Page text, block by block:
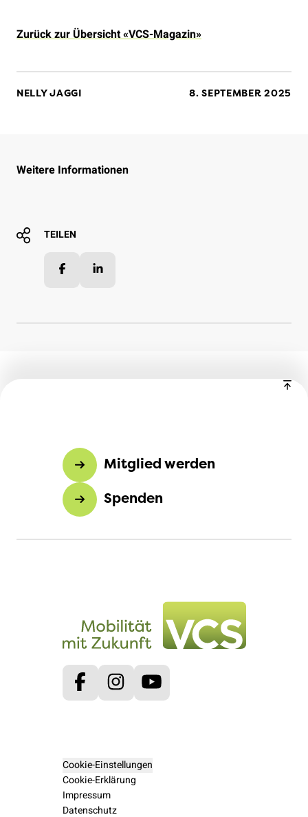
Zurück zur Übersicht «VCS-Magazin»
NELLY JAGGI 8. SEPTEMBER 2025
Weitere Informationen
TEILEN
Facebook
Mitglied werden
Spenden
FacebookInstagram
Cookie-Einstellungen
Cookie-Erklärung
Impressum
Datenschutz